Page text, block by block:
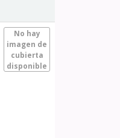
No hay
imagen de
cubierta
disponible